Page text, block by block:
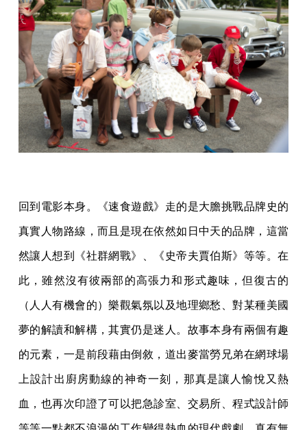
回到電影本身。《速食遊戲》走的是大膽挑戰品牌史的
真實人物路線，而且是現在依然如日中天的品牌，這當
然讓人想到《社群網戰》、《史帝夫賈伯斯》等等。在
此，雖然沒有彼兩部的高張力和形式趣味，但復古的
（人人有機會的）樂觀氣氛以及地理鄉愁、對某種美國
夢的解讀和解構，其實仍是迷人。故事本身有兩個有趣
的元素，一是前段藉由倒敘，道出麥當勞兄弟在網球場
上設計出廚房動線的神奇一刻，那真是讓人愉悅又熱
血，也再次印證了可以把急診室、交易所、程式設計師